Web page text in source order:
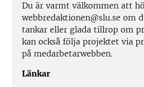
Du är varmt välkommen att
webbredaktionen@slu.se om
tankar eller glada tillrop om
kan också följa projektet via
på medarbetarwebben.
Länkar